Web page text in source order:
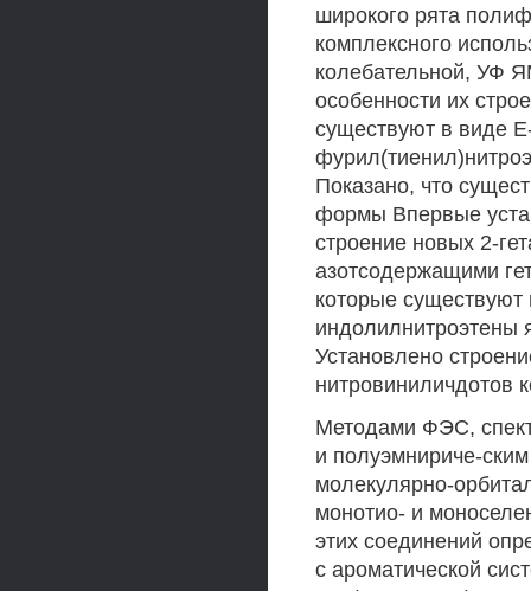
широкого рята
комплексного
колебательной, УФ
особенности их
существуют в виде
Показано, что
формы Впервые
строение новых 2-
азотсодержащими
которые существуют
индолилнитроэтены
Установлено
нитровиниличдотов
Методами ФЭС,
и полуэмнириче-
молекулярно-
монотио- и
этих соединений
с ароматической